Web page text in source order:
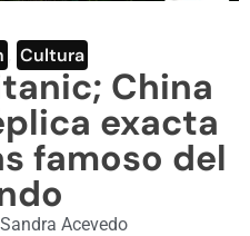
Cultura
China
exacta
famoso del
Sandra Acevedo